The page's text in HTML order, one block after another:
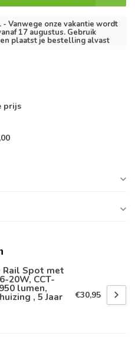
Vanwege onze vakantie wordt
17 augustus. Gebruik
plaatst je bestelling alvast
prijs
Rail Spot met
20W, CCT-
lumen,
, 5 Jaar €30,95